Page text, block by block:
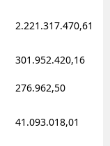
2.221.317.470,61
301.952.420,16
276.962,50
41.093.018,01